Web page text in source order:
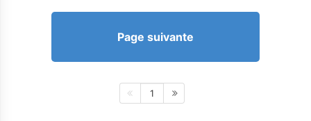
Page suivante
1